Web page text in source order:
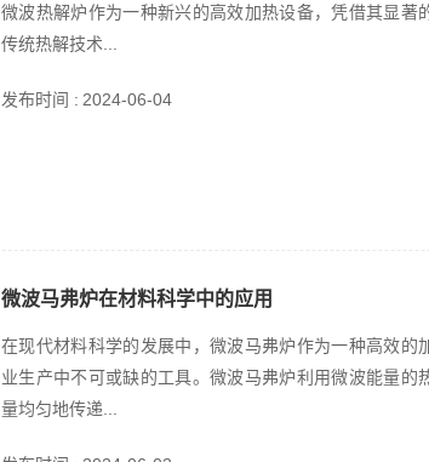
微波热解炉作为一种新兴的高效加热设备，凭借其显著
传统热解技术...
发布时间 : 2024-06-04
微波马弗炉在材料科学中的应用
在现代材料科学的发展中，微波马弗炉作为一种高效的
业生产中不可或缺的工具。微波马弗炉利用微波能量的
量均匀地传递...